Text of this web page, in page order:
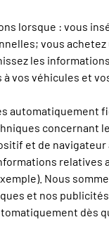
lorsque : vous
vous
les
vos véhicules et
automatiquement
concernant
et de navigateur
relatives
Nous
et nos
dès